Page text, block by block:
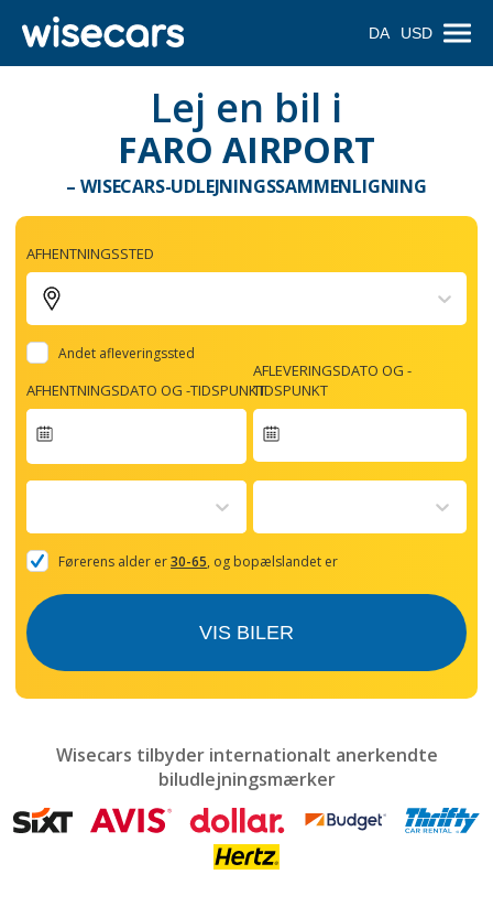
DA USD
Lej en bil i
FARO AIRPORT
– WISECARS-UDLEJNINGSSAMMENLIGNING
AFHENTNINGSSTED
Andet afleveringssted
AFHENTNINGSDATO OG -TIDSPUNKT
forward
with
the
and
mark
get
the
AFLEVERINGSDATO OG -
TIDSPUNKT
Førerens alder er30-65, og bopælslandet er
VIS BILER
Wisecars tilbyder internationalt anerkendte
biludlejningsmærker